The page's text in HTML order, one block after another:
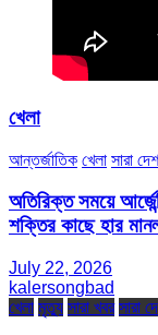
খেলা
আন্তর্জাতিক খেলা সারা দেশ
অতিরিক্ত সময়ে
শক্তির কাছে হার
July 22, 2026
kalersongbad
খেলা মৃত্যু সারা খবর সারা